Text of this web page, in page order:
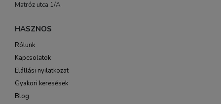
Matróz utca 1/A.
HASZNOS
Rólunk
Kapcsolatok
Elállási nyilatkozat
Gyakori keresések
Blog